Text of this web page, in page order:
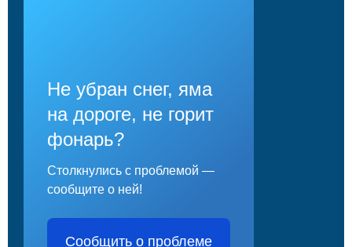
Не убран снег, яма
на дороге, не горит
фонарь?
Столкнулись с проблемой —
сообщите о ней!
Сообщить о проблеме